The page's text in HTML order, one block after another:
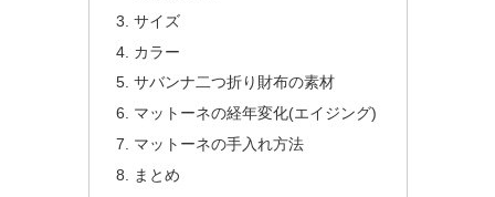
サイズ
カラー
サバンナ二つ折り財布の素材
マットーネの経年変化(エイジング)
マットーネの手入れ方法
まとめ